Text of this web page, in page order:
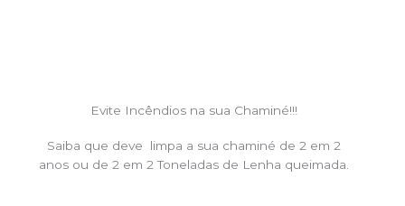
Evite Incêndios na sua Chaminé!!!
Saiba que deve limpa a sua chaminé de 2 em 2
anos ou de 2 em 2 Toneladas de Lenha queimada.